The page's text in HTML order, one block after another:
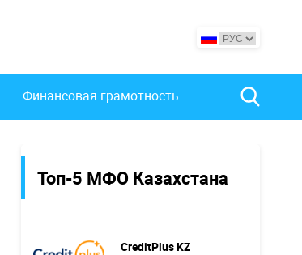
Финансовая грамотность
Топ-5 МФО Казахстана
CreditPlus KZ